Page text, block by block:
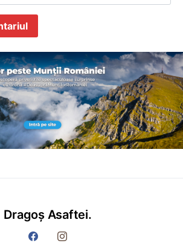
Dragoș Asaftei.